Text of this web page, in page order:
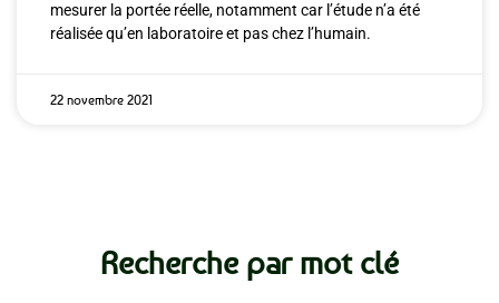
mesurer la portée réelle, notamment car l’étude n’a été
réalisée qu’en laboratoire et pas chez l’humain.
22 novembre 2021
Recherche par mot clé